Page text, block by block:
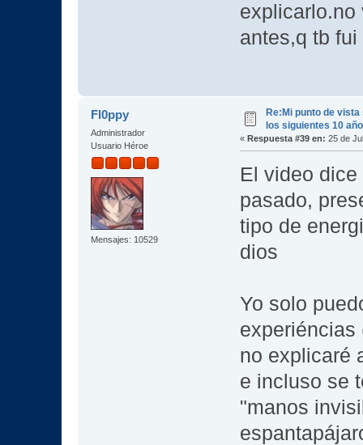
explicarlo.no
antes,q tb
Fl0ppy
Administrador
Usuario Héroe
Mensajes: 10529
Re:Mi punto de
los siguientes 10
« Respuesta #39 en: 25 de
El video
pasado,
tipo de
dios
Yo solo
experiéncias
no explicaré
e incluso se
"manos